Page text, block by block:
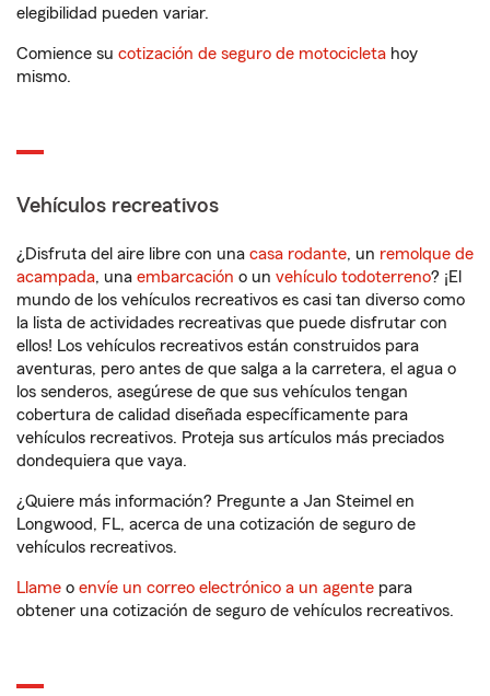
elegibilidad pueden variar.
Comience su cotización de seguro de motocicleta hoy
mismo.
Vehículos recreativos
¿Disfruta del aire libre con una casa rodante, un remolque de
acampada, una embarcación o un vehículo todoterreno? ¡El
mundo de los vehículos recreativos es casi tan diverso como
la lista de actividades recreativas que puede disfrutar con
ellos! Los vehículos recreativos están construidos para
aventuras, pero antes de que salga a la carretera, el agua o
los senderos, asegúrese de que sus vehículos tengan
cobertura de calidad diseñada específicamente para
vehículos recreativos. Proteja sus artículos más preciados
dondequiera que vaya.
¿Quiere más información? Pregunte a Jan Steimel en
Longwood, FL, acerca de una cotización de seguro de
vehículos recreativos.
Llame o envíe un correo electrónico a un agente para
obtener una cotización de seguro de vehículos recreativos.